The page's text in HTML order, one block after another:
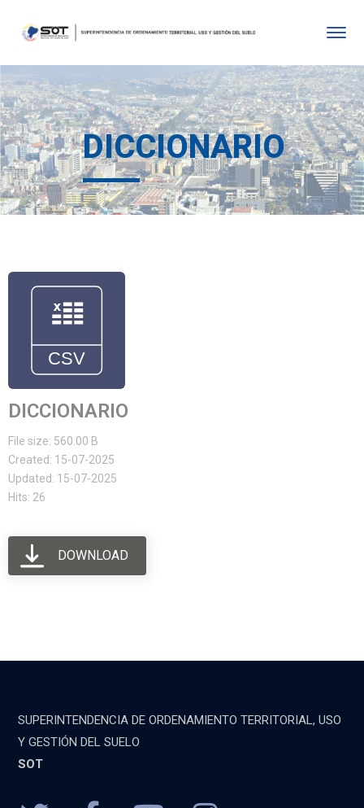
DICCIONARIO
DICCIONARIO
File size: 560.00 B
Created: 15-07-2025
Updated: 15-07-2025
Hits: 26
DOWNLOAD
SUPERINTENDENCIA DE ORDENAMIENTO TERRITORIAL, USO
Y GESTIÓN DEL SUELO
SOT